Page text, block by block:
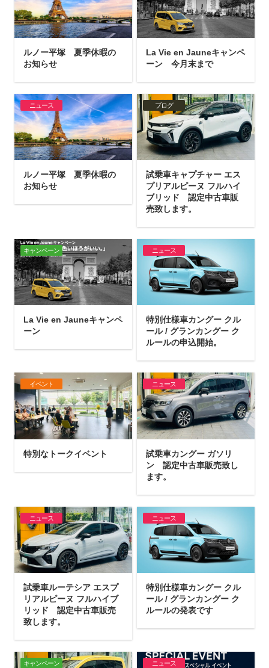
ルノー平塚 夏季休暇の
お知らせ
La Vie en Jauneキャンペ
ーン 今月末まで
ニュース
ルノー平塚 夏季休暇の
お知らせ
ブログ
試乗車キャプチャー エス
プリアルピーヌ フルハイ
ブリッド 認定中古車販
売致します。
キャンペーン
La Vie en Jauneキャンペ
ーン
ニュース
特別仕様車カングー クル
ール / グランカングー ク
ルールの申込開始。
イベント
特別なトークイベント
ニュース
試乗車カングー ガソリ
ン 認定中古車販売致し
ます。
ニュース
試乗車ルーテシア エスプ
リアルピーヌ フルハイブ
リッド 認定中古車販売
致します。
ニュース
特別仕様車カングー クル
ール / グランカングー ク
ルールの発表です
キャンペーン ニュース